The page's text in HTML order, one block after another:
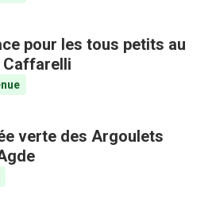
pour les tous petits au
Caffarelli
verte des Argoulets